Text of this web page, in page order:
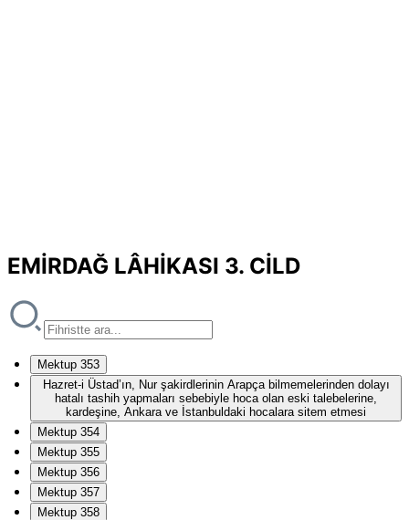
EMİRDAĞ LÂHİKASI 3. CİLD
Mektup 353
Hazret-i Üstad’ın, Nur şakirdlerinin Arapça bilmemelerinden dolayı
hatalı tashih yapmaları sebebiyle hoca olan eski talebelerine,
kardeşine, Ankara ve İstanbuldaki hocalara sitem etmesi
Mektup 354
Mektup 355
Mektup 356
Mektup 357
Mektup 358